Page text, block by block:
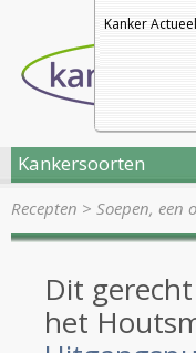
Kanker
Kankersoorten
Recepten > Soepen, een
Dit
het